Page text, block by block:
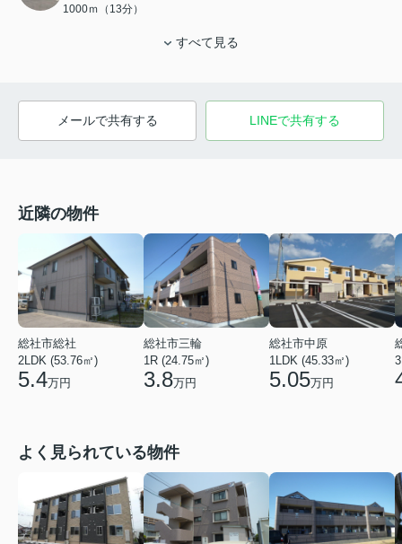
1000ｍ（13分）
すべて見る
メールで共有する LINEで共有する
近隣の物件
総社市総社
2LDK (53.76㎡)
5.4万円
総社市三輪
1R (24.75㎡)
3.8万円
総社市中原
1LDK (45.33㎡)
5.05万円
よく見られている物件